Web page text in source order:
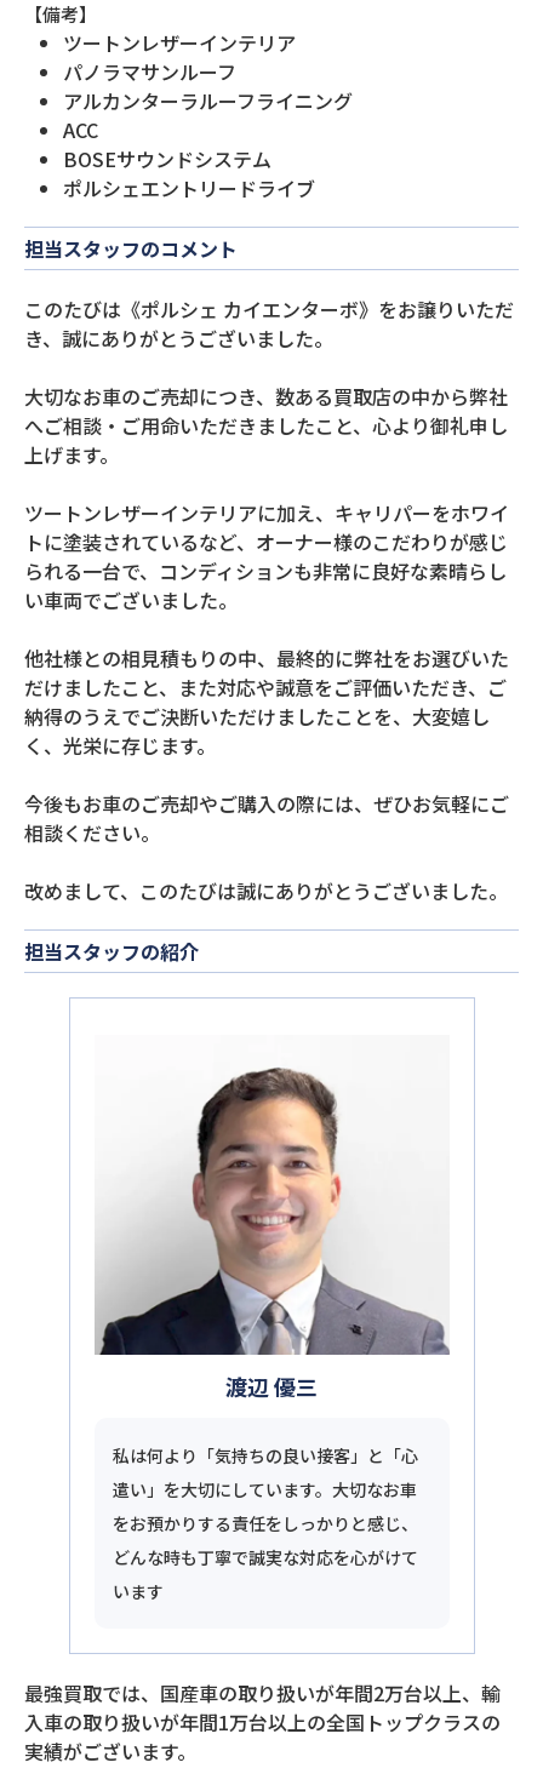
【備考】
ツートンレザーインテリア
パノラマサンルーフ
アルカンターラルーフライニング
ACC
BOSEサウンドシステム
ポルシェエントリードライブ
担当スタッフのコメント
このたびは《ポルシェ カイエンターボ》をお譲りいただ
き、誠にありがとうございました。
大切なお車のご売却につき、数ある買取店の中から弊社
へご相談・ご用命いただきましたこと、心より御礼申し
上げます。
ツートンレザーインテリアに加え、キャリパーをホワイ
トに塗装されているなど、オーナー様のこだわりが感じ
られる一台で、コンディションも非常に良好な素晴らし
い車両でございました。
他社様との相見積もりの中、最終的に弊社をお選びいた
だけましたこと、また対応や誠意をご評価いただき、ご
納得のうえでご決断いただけましたことを、大変嬉し
く、光栄に存じます。
今後もお車のご売却やご購入の際には、ぜひお気軽にご
相談ください。
改めまして、このたびは誠にありがとうございました。
担当スタッフの紹介
渡辺 優三
私は何より「気持ちの良い接客」と「心
遣い」を大切にしています。大切なお車
をお預かりする責任をしっかりと感じ、
どんな時も丁寧で誠実な対応を心がけて
います
最強買取では、国産車の取り扱いが年間2万台以上、輸
入車の取り扱いが年間1万台以上の全国トップクラスの
実績がございます。